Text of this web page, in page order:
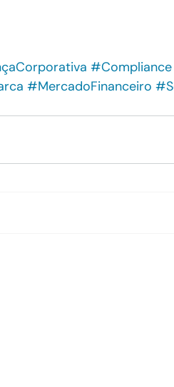
#Compliance
#MercadoFinanceiro